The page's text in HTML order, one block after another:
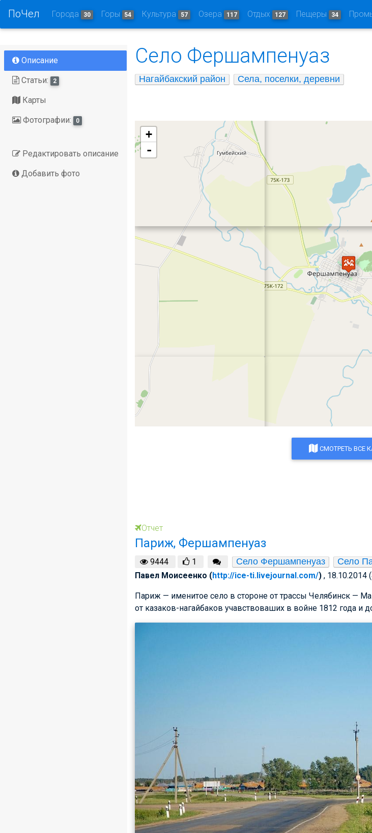
ПоЧел Города 30 Горы 54 Культура 57 Озера 117 Отдых 127 Пещеры 34
Описание
Статьи: 2
Карты
Фотографии: 0
Редактировать описание
Добавить фото
Село Фершампенуаз
Нагайбакский район Села, поселки, деревни
+
-
СМОТРЕТЬ ВСЕ
Отчет
Париж, Фершампенуаз
9444 1 Село Фершампенуаз Село
Павел Моисеенко (http://ice-ti.livejournal.com/) , 18.10.2014
Париж — именитое село в стороне от трассы Челябинск —
от казаков-нагайбаков учавствоваших в войне 1812 года